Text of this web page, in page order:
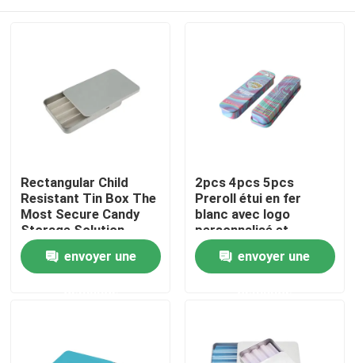
Rectangular Child
Resistant Tin Box The
Most Secure Candy
Storage Solution
envoyer une
2pcs 4pcs 5pcs
Preroll étui en fer
blanc avec logo
personnalisé et
différentes tailles
envoyer une